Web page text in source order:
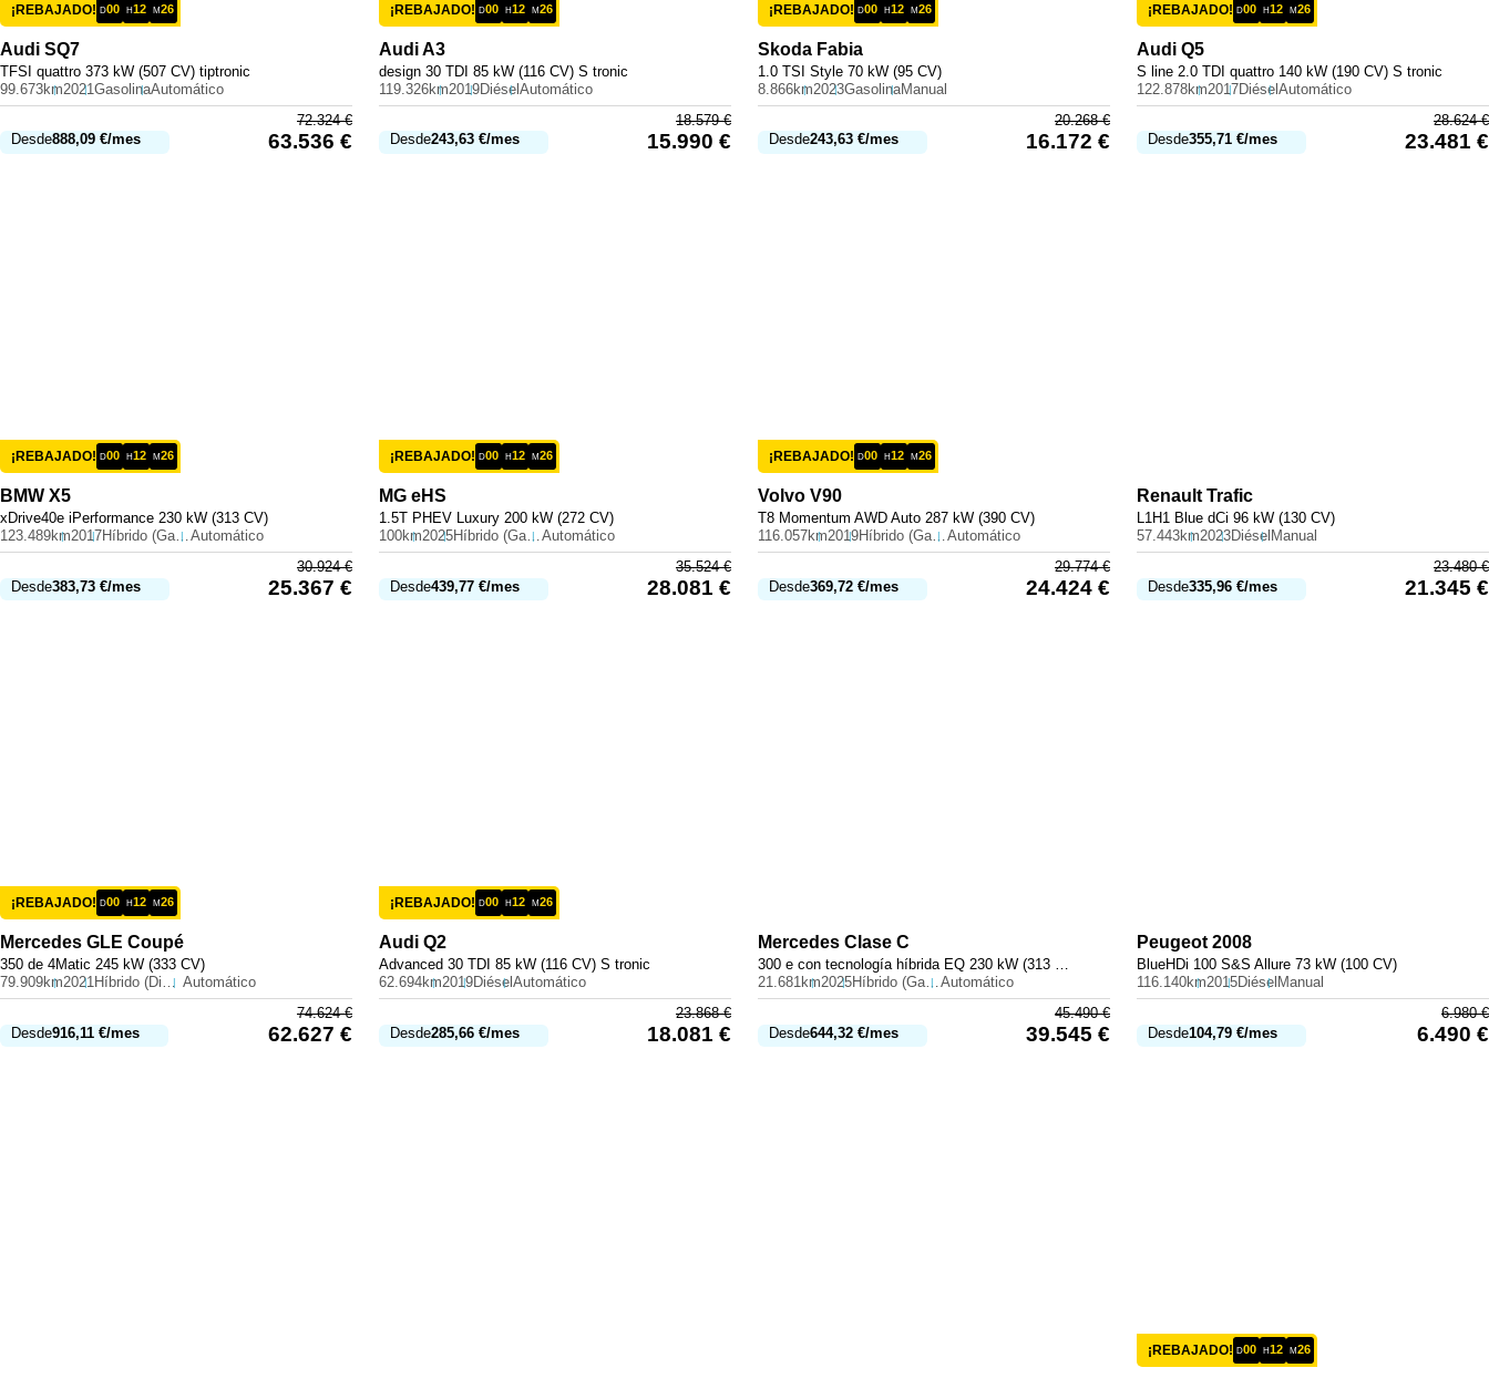
¡REBAJADO! D00 H12 M26
Audi SQ7
TFSI quattro 373 kW (507 CV) tiptronic
99.673km2021GasolinaAutomático
Desde888,09 €/mes
72.324€
63.536 €
¡REBAJADO! D00 H12 M26
AudiA3
design 30 TDI 85 kW (116 CV) S tronic
119.326km2019DiéselAutomático
Desde243,63 €/mes
18.579€
15.990 €
¡REBAJADO! D00 H12 M26
Skoda Fabia
1.0 TSI Style 70 kW (95 CV)
8.866km2023GasolinaManual
Desde243,63 €/mes
20.268€
16.172 €
¡REBAJADO! D00 H12 M26
Audi Q5
S line 2.0 TDI quattro 140 kW (190 CV) S tronic
122.878km2017DiéselAutomático
Desde355,71 €/mes
28.624€
23.481 €
¡REBAJADO! D00 H12 M26
BMW X5
xDrive40e iPerformance 230 kW (313 CV)
123.489km2017 Híbrido (Gasolina) Automático
Desde383,73 €/mes
30.924€
25.367 €
¡REBAJADO! D00 H12 M26
MG eHS
1.5T PHEV Luxury 200 kW (272 CV)
100km2025 Híbrido (Gasolina) Automático
Desde439,77 €/mes
35.524€
28.081 €
¡REBAJADO! D00 H12 M26
Volvo V90
T8 Momentum AWD Auto 287 kW (390 CV)
116.057km2019 Híbrido (Gasolina) Automático
Desde369,72 €/mes
29.774€
24.424 €
Renault Trafic
L1H1 Blue dCi 96 kW (130 CV)
57.443km2023Diésel Manual
Desde335,96 €/mes
23.480€
21.345 €
¡REBAJADO! D00 H12 M26
Mercedes GLE Coupé
350 de 4Matic 245 kW (333 CV)
79.909km2021 Híbrido (Diesel) Automático
Desde916,11 €/mes
74.624€
62.627 €
¡REBAJADO! D00 H12 M26
Audi Q2
Advanced 30 TDI 85 kW (116 CV) S tronic
62.694km2019Diésel Automático
Desde285,66 €/mes
23.868€
18.081 €
Mercedes Clase C
300 e con tecnología híbrida EQ 230 kW (313 CV)
21.681km2025 Híbrido (Gasolina)Automático
Desde644,32 €/mes
45.490€
39.545 €
Peugeot 2008
BlueHDi 100 S&S Allure 73 kW (100 CV)
116.140km2015Diésel Manual
Desde104,79 €/mes
6.980€
6.490 €
¡REBAJADO! D00 H12 M26